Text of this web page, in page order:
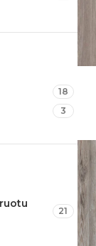
18
3
21